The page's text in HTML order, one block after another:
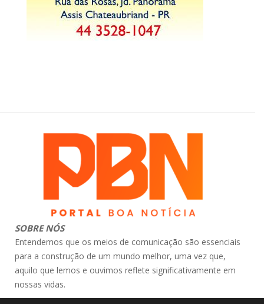
SOBRE NÓS
Entendemos que os meios de comunicação são essenciais
para a construção de um mundo melhor, uma vez que,
aquilo que lemos e ouvimos reflete significativamente em
nossas vidas.